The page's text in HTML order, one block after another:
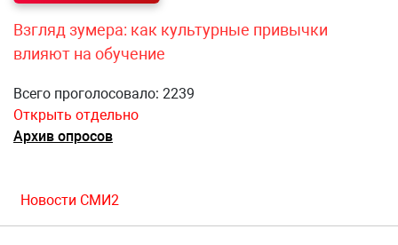
Взгляд зумера: как культурные привычки
влияют на обучение
Всего проголосовало: 2239
Открыть отдельно
Архив опросов
Новости СМИ2